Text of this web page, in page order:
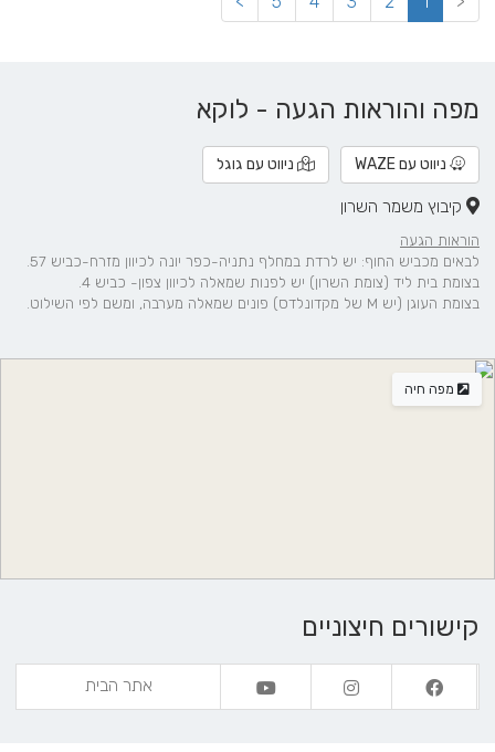
מפה והוראות הגעה - לוקא
ניווט עם WAZE ניווט עם גוגל
קיבוץ משמר השרון
הוראות הגעה
לבאים מכביש החוף: יש לרדת במחלף נתניה-כפר יונה לכיוון מזרח-כביש 57.
בצומת בית ליד (צומת השרון) יש לפנות שמאלה לכיוון צפון- כביש 4.
בצומת העוגן (יש M של מקדונלדס) פונים שמאלה מערבה, ומשם לפי השילוט.
מפה חיה
קישורים חיצוניים
אתר הבית